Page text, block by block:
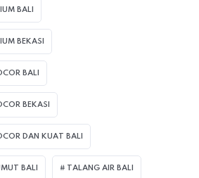
BALI
BEKASI
BALI
BEKASI
DAN KUAT BALI
BALI TALANG AIR BALI